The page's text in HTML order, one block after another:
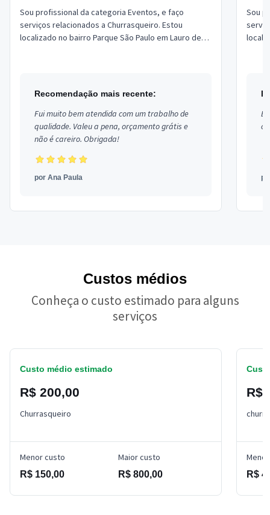
Sou profissional da categoria Eventos, e faço
serviços relacionados a Churrasqueiro. Estou
localizado no bairro Parque São Paulo em Lauro de
Recomendação mais recente:
Fui muito bem atendida com um trabalho de
qualidade. Valeu a pena, orçamento grátis e
não é careiro. Obrigada!
por Ana Paula
Sou
Custos médios
Conheça o custo estimado para alguns
serviços
Custo médio estimado
R$ 200,00
Churrasqueiro
Menor custo
R$ 150,00
Maior custo
R$ 800,00
R$
R$